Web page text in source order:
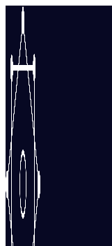
Перейти
содержимому